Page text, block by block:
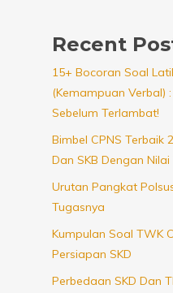
Recent
15+ Bocoran Soal
(Kemampuan Verbal)
Sebelum Terlambat!
Bimbel CPNS Terbaik
Dan SKB Dengan
Urutan Pangkat
Tugasnya
Kumpulan Soal TWK
Persiapan SKD
Perbedaan SKD Dan